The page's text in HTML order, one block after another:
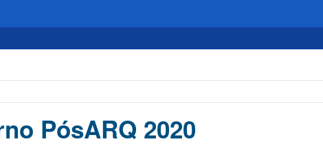
PósARQ 2020